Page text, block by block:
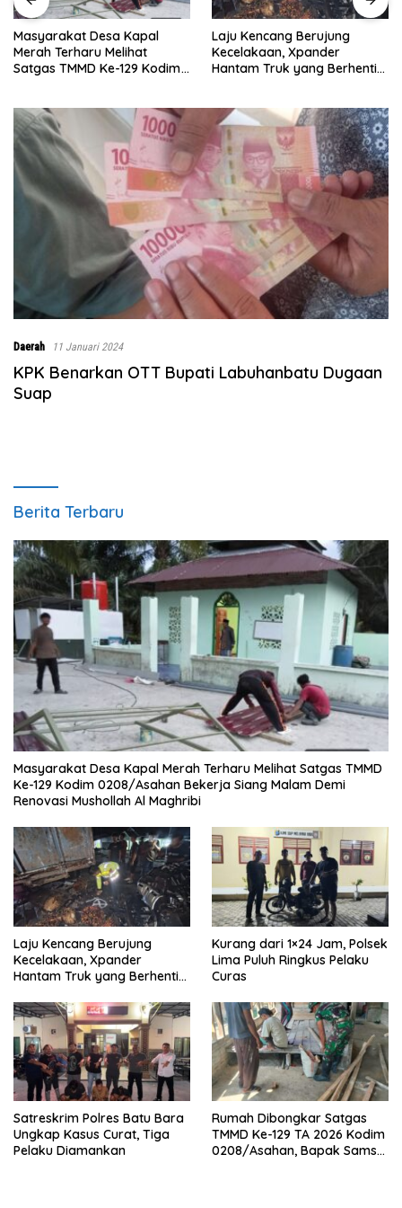
Laju Kencang Berujung
Kecelakaan, Xpander
Hantam Truk yang Berhenti
Kurang dari 1×24 Jam, Polsek
Lima Puluh Ringkus Pelaku
Curas
Daerah 11 Januari 2024
KPK Benarkan OTT Bupati Labuhanbatu Dugaan
Suap
Berita Terbaru
Masyarakat Desa Kapal Merah Terharu Melihat Satgas TMMD
Ke-129 Kodim 0208/Asahan Bekerja Siang Malam Demi
Renovasi Mushollah Al Maghribi
Laju Kencang Berujung
Kecelakaan, Xpander
Hantam Truk yang Berhenti
Kurang dari 1×24 Jam, Polsek
Lima Puluh Ringkus Pelaku
Curas
Satreskrim Polres Batu Bara
Ungkap Kasus Curat, Tiga
Pelaku Diamankan
Rumah Dibongkar Satgas
TMMD Ke-129 TA 2026 Kodim
0208/Asahan, Bapak Samsul